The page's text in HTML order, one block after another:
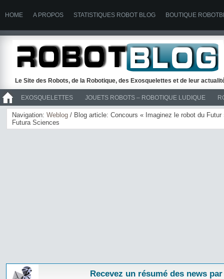
HOME A PROPOS STATISTIQUES ROBOT BLOG BOUTIQUE
Le Site des Robots, de la Robotique, des Exosquelettes et de leur
EXOSQUELETTES JOUETS ROBOTS – ROBOTIQUE LUDIQUE
>> ROBOTS
Navigation: Weblog / Blog article: Concours « Imaginez le robot du
Futura Sciences
Recevez un résumé des news